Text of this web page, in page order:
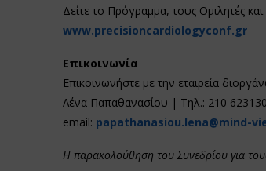
Δείτε το Πρόγραμμα, τους Ομιλητές
www.precisioncardiologyconf.gr
Επικοινωνία
Επικοινωνήστε με την εταιρεία
Λένα Παπαθανασίου | Τηλ.: 210
email: papathanasiou.lena@mind-
Η παρακολούθηση του Συνεδρίου για